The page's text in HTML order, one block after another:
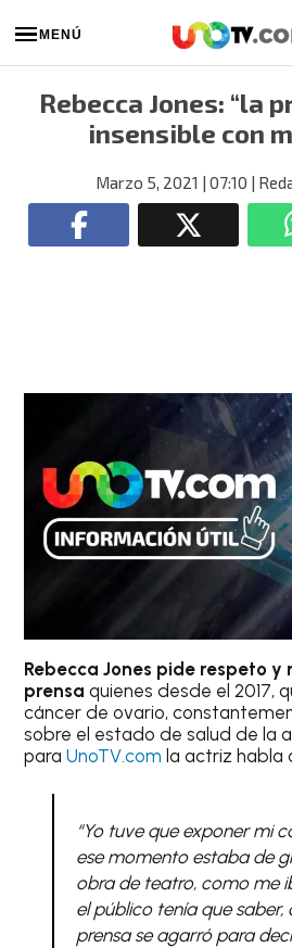
MENÚ
Rebecca Jones: “la
insensible con
Marzo 5, 2021 | 07:10 |
Rebecca Jones pide respeto
prensa quienes desde el 2017,
cáncer de ovario,
sobre el estado de salud de la
paraUnoTV.com la actriz habla
“Yo tuve que exponer mi
ese momento estaba de
obra de teatro, como me
el público tenía que saber,
prensa se agarró para